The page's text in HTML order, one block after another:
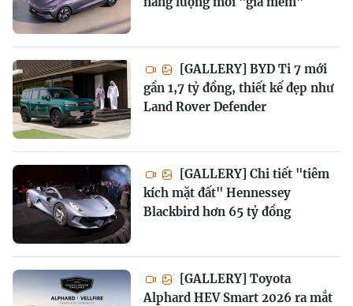
[GALLERY] BYD Ti 7 mới
gần 1,7 tỷ đồng, thiết kế đẹp như
Land Rover Defender
[GALLERY] Chi tiết "tiêm
kích mặt đất" Hennessey
Blackbird hơn 65 tỷ đồng
[GALLERY] Toyota
Alphard HEV Smart 2026 ra mắt